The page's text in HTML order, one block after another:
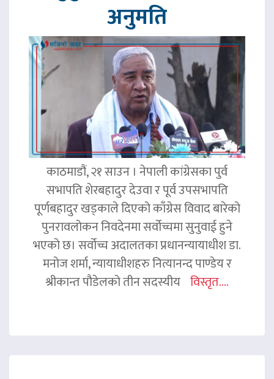
अनुमति
काठमाडौं, २१ साउन । नेपाली कांग्रेसका पुर्व
सभापति शेरबहादुर देउवा र पूर्व उपसभापति
पूर्णबहादुर खड्काले दिएको काँग्रेस विवाद बारेको
पुनरावलोकन निवदेनमा सर्वोच्चमा सुनुवाई हुने
भएको छ। सर्वोच्च अदालतका प्रधानन्यायाधीश डा.
मनोज शर्मा, न्यायाधीशहरु नित्यानन्द पाण्डेय र
श्रीकान्त पौडेलको तीन सदस्यीय विस्तृत....